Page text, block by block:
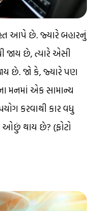
આપે છે. જ્યારે બહારનું
જાય છે, ત્યારે એસી
છે. જો કે, જ્યારે પણ
મનમાં એક સામાન્ય
કરવાથી કાર વધુ
થાય છે? (ફોટો